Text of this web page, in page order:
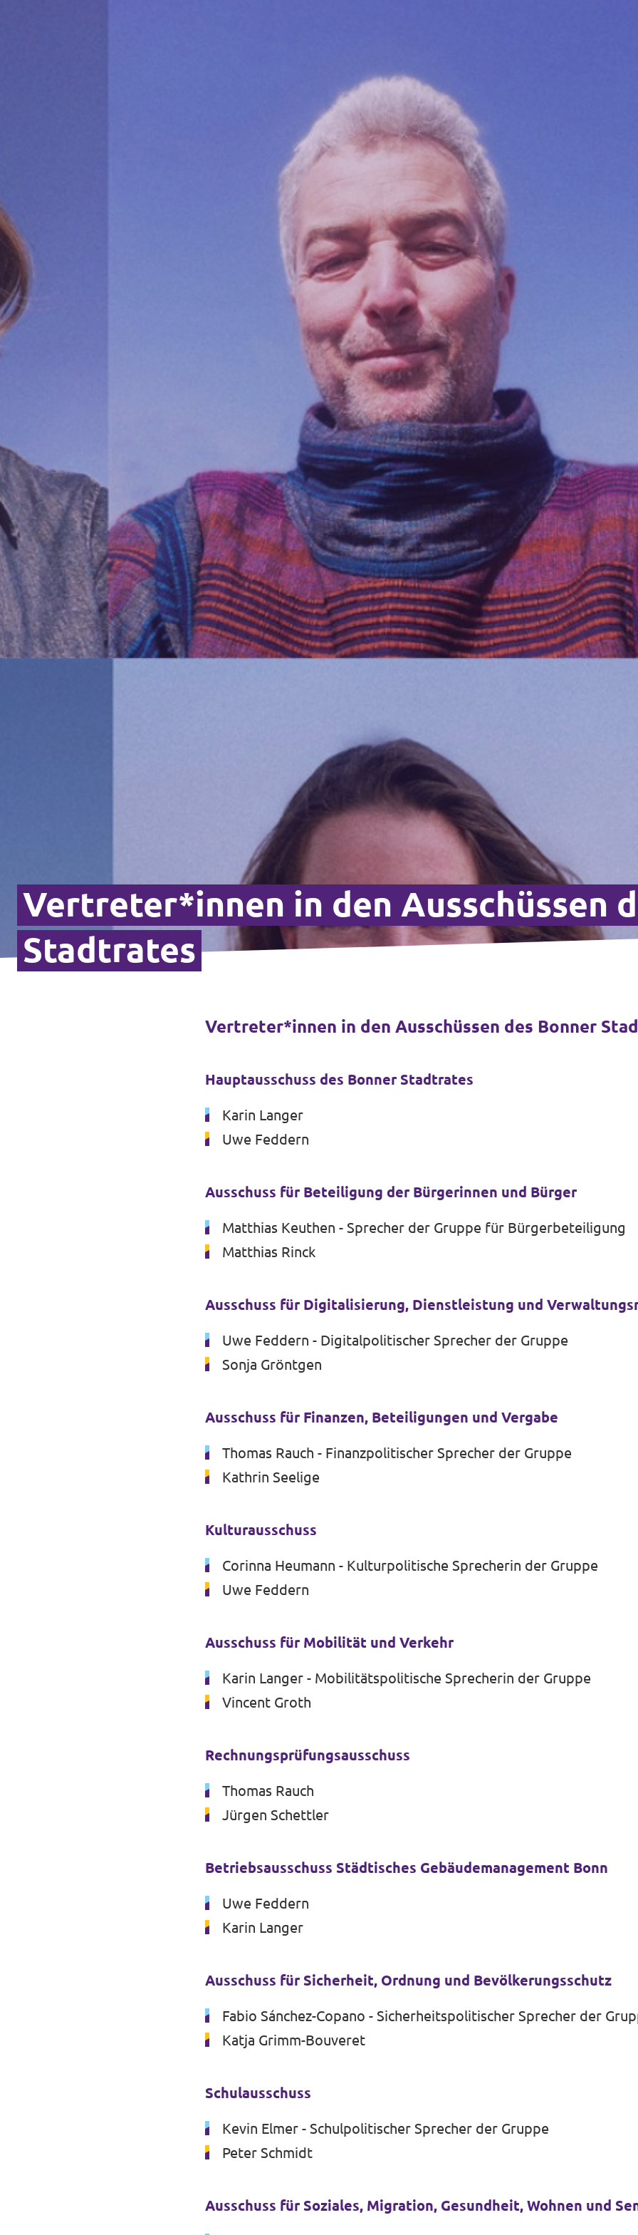
Vertreter*innen in den Ausschüssen
Stadtrates
Vertreter*innen in den Ausschüssen des Bonner
Hauptausschuss des Bonner Stadtrates
Karin Langer
Uwe Feddern
Ausschuss für Beteiligung der Bürgerinnen und Bürger
Matthias Keuthen - Sprecher der Gruppe für Bürgerbeteiligung
Matthias Rinck
Ausschuss für Digitalisierung, Dienstleistung und
Uwe Feddern - Digitalpolitischer Sprecher der Gruppe
Sonja Gröntgen
Ausschuss für Finanzen, Beteiligungen und Vergabe
Thomas Rauch - Finanzpolitischer Sprecher der Gruppe
Kathrin Seelige
Kulturausschuss
Corinna Heumann - Kulturpolitische Sprecherin der Gruppe
Uwe Feddern
Ausschuss für Mobilität und Verkehr
Karin Langer - Mobilitätspolitische Sprecherin der Gruppe
Vincent Groth
Rechnungsprüfungsausschuss
Thomas Rauch
Jürgen Schettler
Betriebsausschuss Städtisches Gebäudemanagement Bonn
Uwe Feddern
Karin Langer
Ausschuss für Sicherheit, Ordnung und Bevölkerungsschutz
Fabio Sánchez-Copano - Sicherheitspolitischer Sprecher der
Katja Grimm-Bouveret
Schulausschuss
Kevin Elmer - Schulpolitischer Sprecher der Gruppe
Peter Schmidt
Ausschuss für Soziales, Migration, Gesundheit, Wohnen und